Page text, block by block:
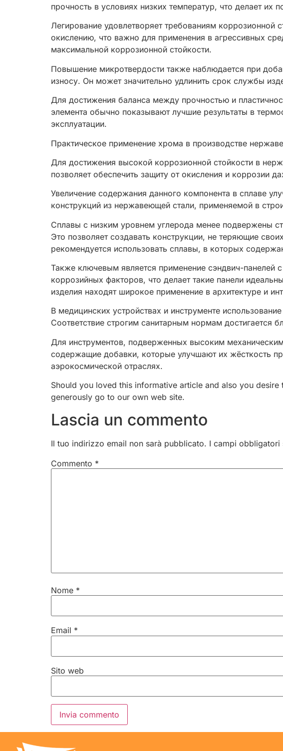
прочность в условиях низких температур, что делает
Легирование удовлетворяет требованиям коррозионной
окислению, что важно для применения в агрессивных
максимальной коррозионной стойкости.
Повышение микротвердости также наблюдается при
износу. Он может значительно удлинить срок службы
Для достижения баланса между прочностью и
элемента обычно показывают лучшие результаты в
эксплуатации.
Практическое применение хрома в производстве
Для достижения высокой коррозионной стойкости в
позволяет обеспечить защиту от окисления и коррозии
Увеличение содержания данного компонента в сплаве
конструкций из нержавеющей стали, применяемой в
Сплавы с низким уровнем углерода менее подвержены
Это позволяет создавать конструкции, не теряющие
рекомендуется использовать сплавы, в которых
Также ключевым является применение сэндвич-
коррозийных факторов, что делает такие панели
изделия находят широкое применение в архитектуре и
В медицинских устройствах и инструменте
Соответствие строгим санитарным нормам достигается
Для инструментов, подверженных высоким
содержащие добавки, которые улучшают их жёсткость
аэрокосмической отраслях.
Should you loved this informative article and also you
generously go to our own web site.
Lascia un commento
Il tuo indirizzo email non sarà pubblicato. I campi obbligatori
Commento *
Nome *
Email *
Sito web